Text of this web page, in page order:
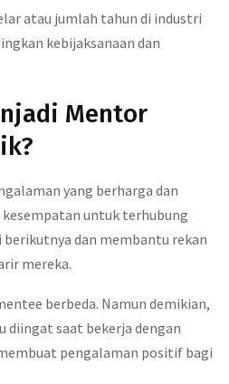
atau jumlah tahun di industri
kebijaksanaan dan
Mentor
yang berharga dan
untuk terhubung
dan membantu rekan
mereka.
berbeda. Namun demikian,
diingat saat bekerja dengan
pengalaman positif bagi